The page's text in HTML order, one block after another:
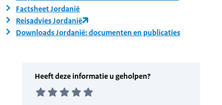
Factsheet Jordanië
Reisadvies Jordanië
Downloads Jordanië: documenten en publicaties